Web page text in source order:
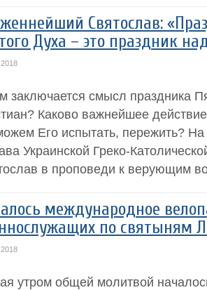
Святослав:
Духа – это праздник
заключается смысл праздника
Каково важнейшее
Его испытать, пережить?
Украинской Греко-
в проповеди к верующим
международное
по святыням
утром общей молитвой